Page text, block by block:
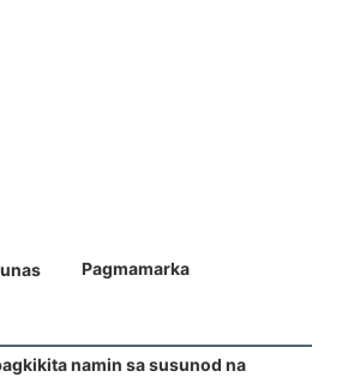
Pagmamarka
namin sa susunod na